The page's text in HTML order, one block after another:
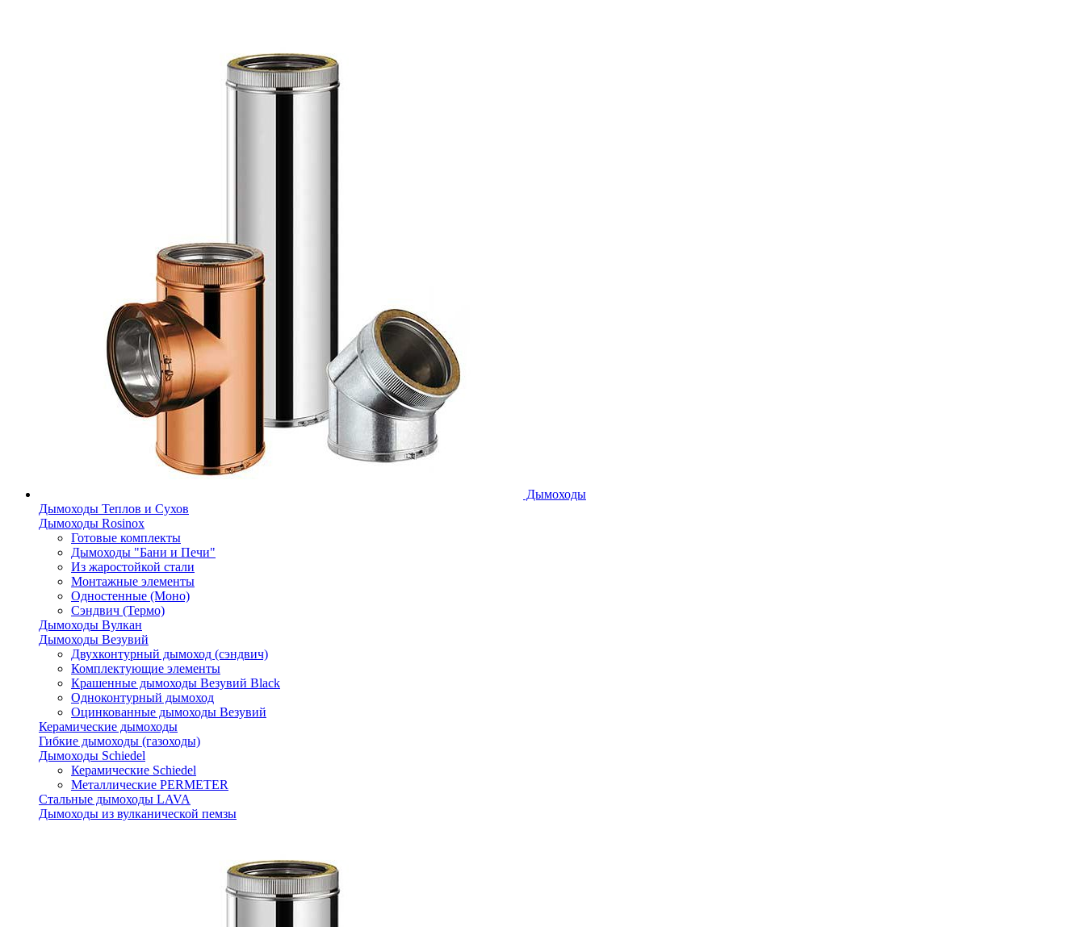
Дымоходы
Дымоходы Теплов и Сухов
Дымоходы Rosinox
Готовые комплекты
Дымоходы "Бани и Печи"
Из жаростойкой стали
Монтажные элементы
Одностенные (Моно)
Сэндвич (Термо)
Дымоходы Вулкан
Дымоходы Везувий
Двухконтурный дымоход (сэндвич)
Комплектующие элементы
Крашенные дымоходы Везувий Black
Одноконтурный дымоход
Оцинкованные дымоходы Везувий
Керамические дымоходы
Гибкие дымоходы (газоходы)
Дымоходы Schiedel
Керамические Schiedel
Металлические PERMETER
Стальные дымоходы LAVA
Дымоходы из вулканической пемзы